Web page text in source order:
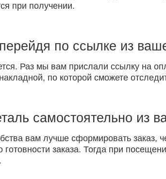
при получении.
по ссылке из
Раз мы вам прислали ссылку на
по которой сможете
самостоятельно из
вам лучше сформировать заказ,
заказа. Тогда при